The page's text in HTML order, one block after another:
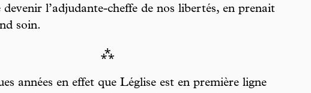
devenir l’adjudante-cheffe de nos libertés, en prenait
soin.
⁂
années en effet que Léglise est en première ligne